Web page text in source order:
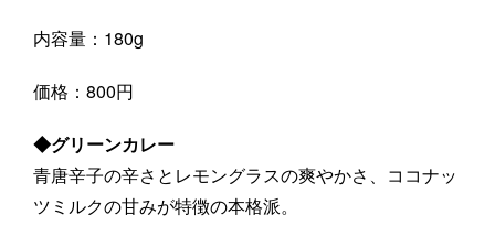
内容量：180g
価格：800円
◆グリーンカレー
青唐辛子の辛さとレモングラスの爽やかさ、ココナッ
ツミルクの甘みが特徴の本格派。